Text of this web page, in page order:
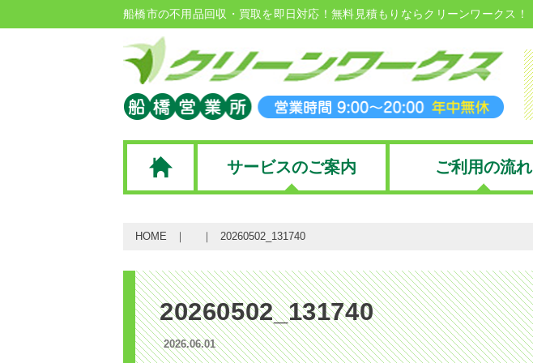
船橋市の不用品回収・買取を即日対応！無料見積もりならクリーンワークス！
サービスのご案内 ご利用の流れ
HOME 20260502_131740
20260502_131740
2026.06.01